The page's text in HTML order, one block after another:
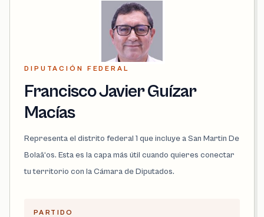
DIPUTACIÓN FEDERAL
Francisco Javier Guízar
Macías
Representa el distrito federal 1 que incluye a San Martin De
Bolaã‘os. Esta es la capa más útil cuando quieres conectar
tu territorio con la Cámara de Diputados.
PARTIDO